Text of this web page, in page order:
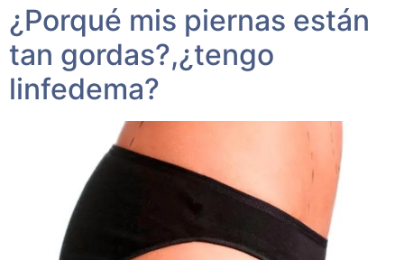
¿Porqué mis piernas están
tan gordas?,¿tengo
linfedema?